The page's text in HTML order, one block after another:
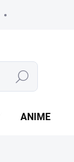
Hledat
ANIME